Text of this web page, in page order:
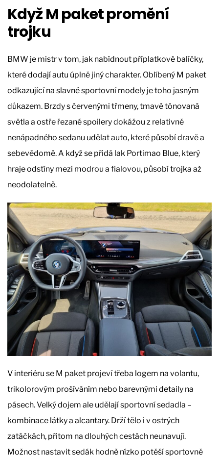
Když M paket promění
trojku
BMW je mistr v tom, jak nabídnout příplatkové balíčky,
které dodají autu úplně jiný charakter. Oblíbený M paket
odkazující na slavné sportovní modely je toho jasným
důkazem. Brzdy s červenými třmeny, tmavě tónovaná
světla a ostře řezané spoilery dokážou z relativně
nenápadného sedanu udělat auto, které působí dravě a
sebevědomě. A když se přidá lak Portimao Blue, který
hraje odstíny mezi modrou a fialovou, působí trojka až
neodolatelně.
V interiéru se M paket projeví třeba logem na volantu,
trikolorovým prošíváním nebo barevnými detaily na
pásech. Velký dojem ale udělají sportovní sedadla –
kombinace látky a alcantary. Drží tělo i v ostrých
zatáčkách, přitom na dlouhých cestách neunavují.
Možnost nastavit sedák hodně nízko potěší sportovně